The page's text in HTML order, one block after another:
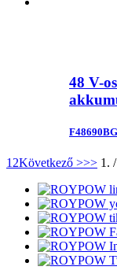
48 V-
F48690BG
1 2Következő >>> 1.